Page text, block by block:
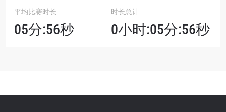
平均比赛时长
05分:56秒
时长总计
0小时:05分:56秒